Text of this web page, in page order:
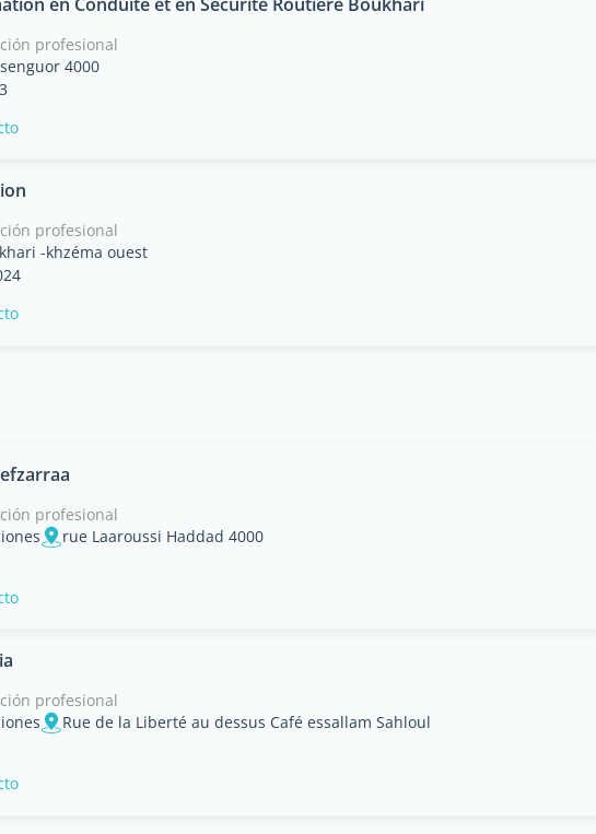
profesional
4000
profesional
-khzéma ouest
profesional
rue Laaroussi Haddad 4000
profesional
Rue de la Liberté au dessus Café essallam Sahloul